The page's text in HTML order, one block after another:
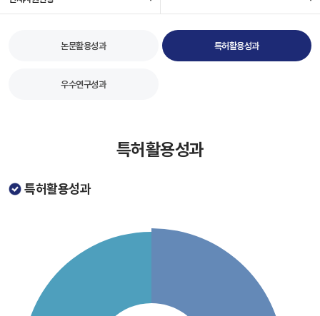
논문활용성과 특허활용성과
우수연구성과
특허활용성과
특허활용성과